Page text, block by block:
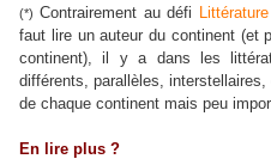
(*) Contrairement au défi
faut lire un auteur du continent (et
continent), il y a dans les
différents, parallèles,
de chaque continent mais peu
En lire plus ?